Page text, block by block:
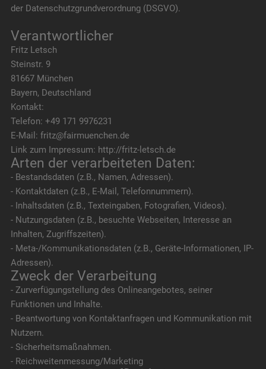
der Datenschutzgrundverordnung (DSGVO).
Verantwortlicher
Fritz Letsch
Steinstr. 9
81667 München
Bayern, Deutschland
Kontakt:
Telefon: +49 171 9976231
E-Mail: fritz@fairmuenchen.de
Link zum Impressum: http://fritz-letsch.de
Arten der verarbeiteten Daten:
- Bestandsdaten (z.B., Namen, Adressen).
- Kontaktdaten (z.B., E-Mail, Telefonnummern).
- Inhaltsdaten (z.B., Texteingaben, Fotografien, Videos).
- Nutzungsdaten (z.B., besuchte Webseiten, Interesse an
Inhalten, Zugriffszeiten).
- Meta-/Kommunikationsdaten (z.B., Geräte-Informationen, IP-
Adressen).
Zweck der Verarbeitung
- Zurverfügungstellung des Onlineangebotes, seiner
Funktionen und Inhalte.
- Beantwortung von Kontaktanfragen und Kommunikation mit
Nutzern.
- Sicherheitsmaßnahmen.
- Reichweitenmessung/Marketing